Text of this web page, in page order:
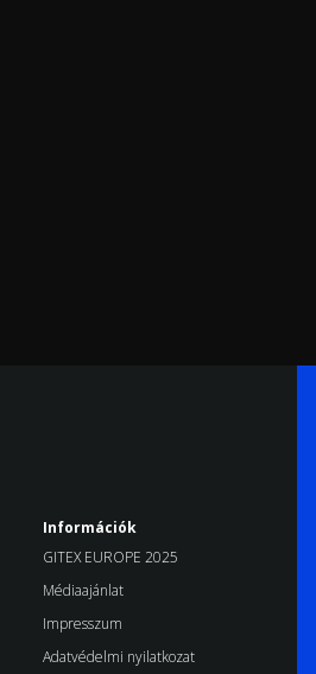
Információk
GITEX EUROPE 2025
Médiaajánlat
Impresszum
Adatvédelmi nyilatkozat